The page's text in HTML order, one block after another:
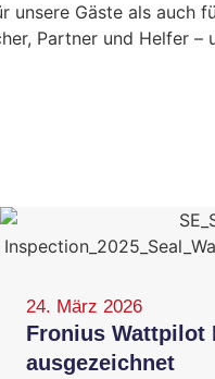
Gäste als auch
Partner und Helfer
24. März 2026
Fronius Wattpilot
ausgezeichnet